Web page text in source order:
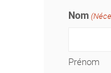
Nom
Prénom